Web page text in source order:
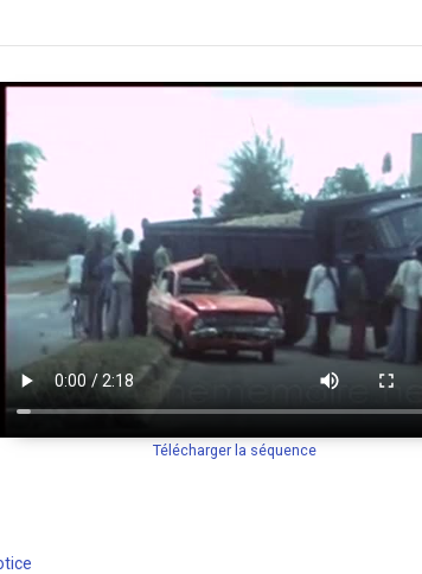
Télécharger la séquence